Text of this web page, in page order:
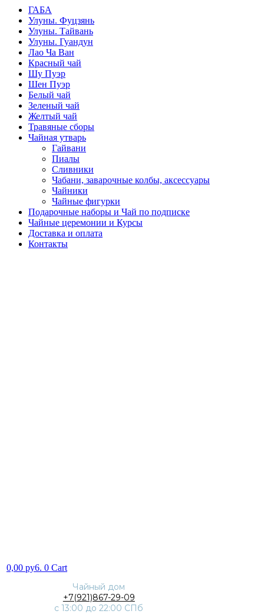
ГАБА
Улуны. Фуцзянь
Улуны. Тайвань
Улуны. Гуандун
Лао Ча Ван
Красный чай
Шу Пуэр
Шен Пуэр
Белый чай
Зеленый чай
Желтый чай
Травяные сборы
Чайная утварь
Гайвани
Пиалы
Сливники
Чабани, заварочные колбы, аксессуары
Чайники
Чайные фигурки
Подарочные наборы и Чай по подписке
Чайные церемонии и Курсы
Доставка и оплата
Контакты
0,00 py6. 0 Cart
Чайный дом
+7(921)867-29-09
с 13:00 до 22:00 СПб